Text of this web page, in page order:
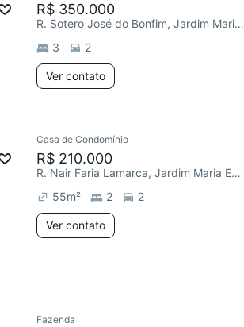
R$ 350.000
R. Sotero José do Bonfim, Jardim Maria Eugênia
3
2
Ver contato
Casa de Condomínio
R$ 210.000
R. Nair Faria Lamarca, Jardim Maria Eugênia
55m² 2 2
Ver contato
Fazenda